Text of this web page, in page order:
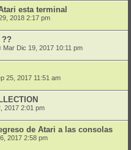
esta terminal
2018 2:17 pm
??
Mar Dic 19, 2017 10:11 pm
25, 2017 11:51 am
2017 2:01 pm
de Atari a las consolas
2017 2:58 pm